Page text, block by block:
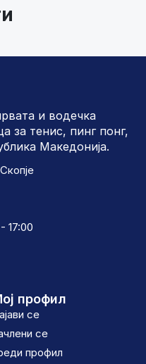
и водечка
за тенис, пинг понг,
Македонија.
17:00
профил
се
се
профил